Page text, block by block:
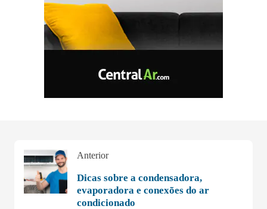
Anterior
Dicas sobre a condensadora,
evaporadora e conexões do ar
condicionado